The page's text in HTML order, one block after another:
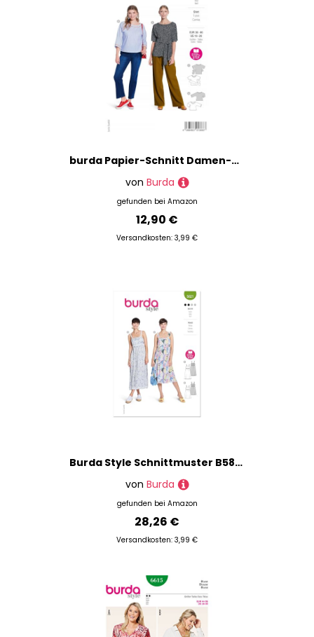
burda Papier-Schnitt Damen-Shirts mit Rundhals #5843 Gr.36-46
von Burda
gefunden bei Amazon
12,90 €
Versandkosten: 3,99 €
Burda Style Schnittmuster B5821 Damenkleid
von Burda
gefunden bei Amazon
28,26 €
Versandkosten: 3,99 €